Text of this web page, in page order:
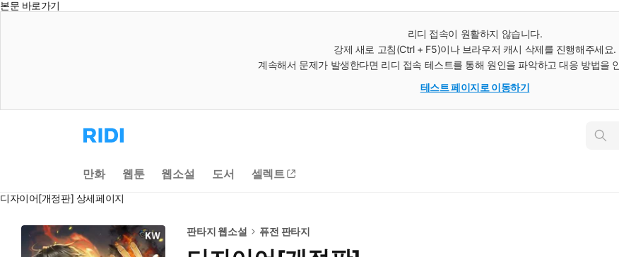
본문 바로가기
리디 접속이 원활하지 않습니다.
강제 새로 고침(Ctrl + F5)이나 브라우저 캐시 삭제를 진행해주세요.
계속해서 문제가 발생한다면 리디 접속 테스트를 통해 원인을 파악하고 대응 방법을
테스트 페이지로 이동하기
리
디
으
로
동
인
만화 웹툰 웹소설 도서 셀렉트
디자이어[개정판] 상세페이지
판타지 웹소설 퓨전 판타지